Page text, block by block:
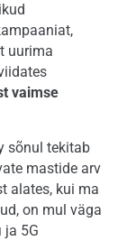
uurima
vaimse
sõnul tekitab
mastide arv
alates, kui ma
on mul väga
ja 5G